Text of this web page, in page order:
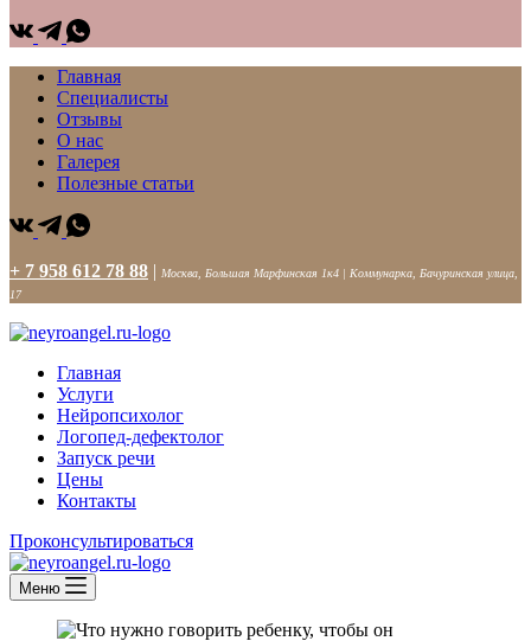
Главная
Специалисты
Отзывы
О нас
Галерея
Полезные статьи
+ 7 958 612 78 88 | Москва, Большая Марфинская 1к4 | Коммунарка, Бачуринская улица,
17
Главная
Услуги
Нейропсихолог
Логопед-дефектолог
Запуск речи
Цены
Контакты
Проконсультироваться
Меню